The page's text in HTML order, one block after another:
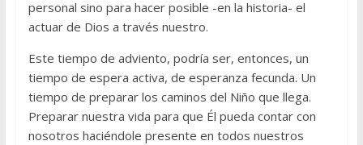
personal sino para hacer posible -en la historia- el
actuar de Dios a través nuestro.
Este tiempo de adviento, podría ser, entonces, un
tiempo de espera activa, de esperanza fecunda. Un
tiempo de preparar los caminos del Niño que llega.
Preparar nuestra vida para que Él pueda contar con
nosotros haciéndole presente en todos nuestros